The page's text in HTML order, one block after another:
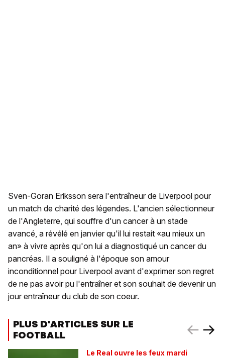
Sven-Goran Eriksson sera l'entraîneur de Liverpool pour
un match de charité des légendes. L'ancien sélectionneur
de l'Angleterre, qui souffre d'un cancer à un stade
avancé, a révélé en janvier qu'il lui restait «au mieux un
an» à vivre après qu'on lui a diagnostiqué un cancer du
pancréas. Il a souligné à l'époque son amour
inconditionnel pour Liverpool avant d'exprimer son regret
de ne pas avoir pu l'entraîner et son souhait de devenir un
jour entraîneur du club de son coeur.
PLUS D'ARTICLES SUR LE
FOOTBALL
Le Real ouvre les feux mardi